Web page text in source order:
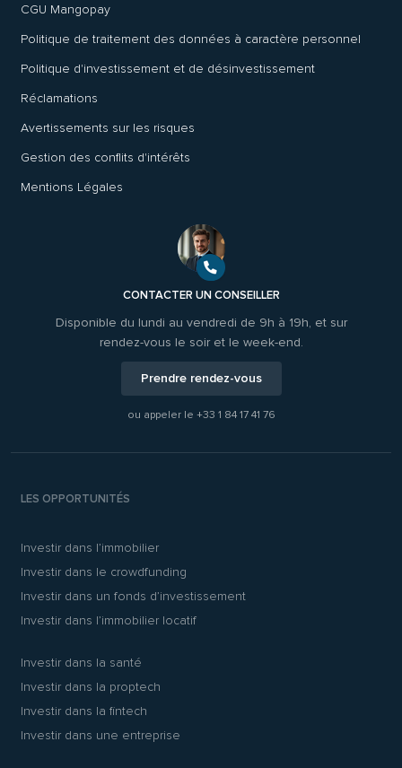
CGU Mangopay
Politique de traitement des données à caractère personnel
Politique d'investissement et de désinvestissement
Réclamations
Avertissements sur les risques
Gestion des conflits d'intérêts
Mentions Légales
CONTACTER UN CONSEILLER
Disponible du lundi au vendredi de 9h à 19h, et sur
rendez-vous le soir et le week-end.
Prendre rendez-vous
ou appeler le +33 1 84 17 41 76
LES OPPORTUNITÉS
Investir dans l’immobilier
Investir dans le crowdfunding
Investir dans un fonds d’investissement
Investir dans l’immobilier locatif
Investir dans la santé
Investir dans la proptech
Investir dans la fintech
Investir dans une entreprise